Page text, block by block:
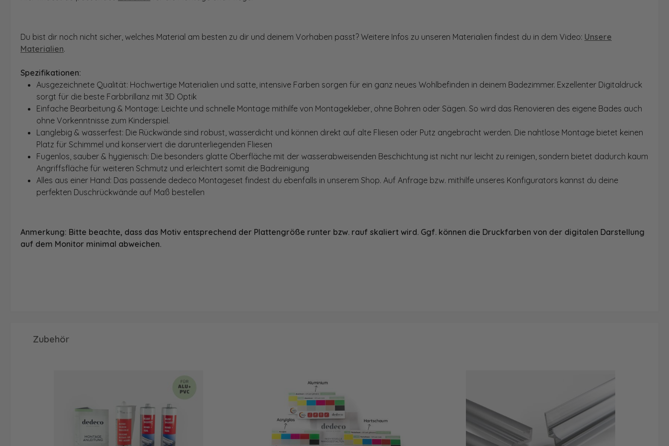
Du bist dir noch nicht sicher, welches Material am besten zu dir und deinem Vorhaben passt? Weitere Infos zu unseren Materialien findest du in dem Video: Unsere
Materialien.
Spezifikationen:
Ausgezeichnete Qualität: Hochwertige Materialien und satte, intensive Farben sorgen für ein ganz neues Wohlbefinden in deinem Badezimmer. Exzellenter Digitaldruck
sorgt für die beste Farbbrillanz mit 3D Optik
Einfache Bearbeitung & Montage: Leichte und schnelle Montage mithilfe von Montagekleber, ohne Bohren oder Sägen. So wird das Renovieren des eigene Bades auch
ohne Vorkenntnisse zum Kinderspiel.
Langlebig & wasserfest: Die Rückwände sind robust, wasserdicht und können direkt auf alte Fliesen oder Putz angebracht werden. Die nahtlose Montage bietet keinen
Platz für Schimmel und konserviert die darunterliegenden Fliesen
Fugenlos, sauber & hygienisch: Die besonders glatte Oberfläche mit der wasserabweisenden Beschichtung ist nicht nur leicht zu reinigen, sondern bietet dadurch kaum
Angriffsfläche für weiteren Schmutz und erleichtert somit die Badreinigung
Alles aus einer Hand: Das passende dedeco Montageset findest du ebenfalls in unserem Shop. Auf Anfrage bzw. mithilfe unseres Konfigurators kannst du deine
perfekten Duschrückwände auf Maß bestellen
Anmerkung: Bitte beachte, dass das Motiv entsprechend der Plattengröße runter bzw. rauf skaliert wird. Ggf. können die Druckfarben von der digitalen Darstellung
auf dem Monitor minimal abweichen.
Produktgalerie überspringen
Zubehör